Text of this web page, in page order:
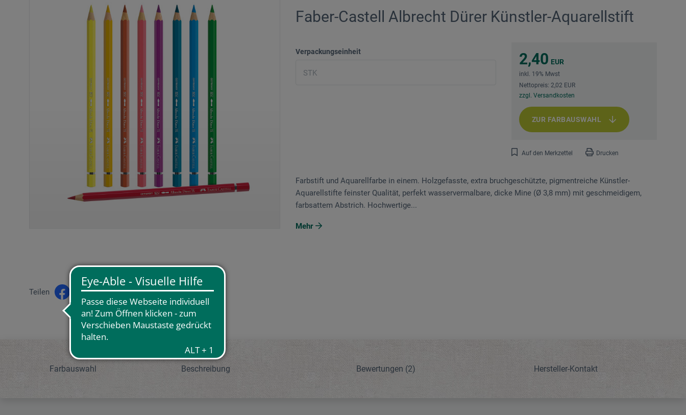
Faber-Castell Albrecht Dürer Künstler-Aquarellstift
Verpackungseinheit 2,40 EUR
inkl. 19% Mwst
Nettopreis: 2,02 EUR
zzgl. Versandkosten
ZUR FARBAUSWAHL
Auf den Merkzettel Drucken
Teilen
Farbstift und Aquarellfarbe in einem. Holz­gefasste, extra bruchgeschützte, pigmentreiche Künstler-
Aquarellstifte feinster Qualität, perfekt wasservermalbare, dicke Mine (Ø 3,8 mm) mit ge­schmeidigem,
farbsattem Abstrich. Hochwertige...
Mehr
Farbauswahl Beschreibung Bewertungen (2) Hersteller-Kontakt